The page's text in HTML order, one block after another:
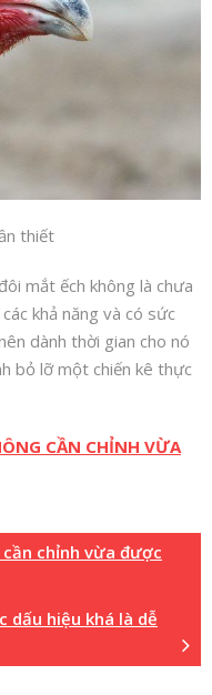
thiết
mắt ếch không là chưa
khả năng và có sức
dành thời gian cho nó
bỏ lỡ một chiến kê thực
CẦN CHỈNH VỪA
chỉnh vừa được
dấu hiệu khá là dễ